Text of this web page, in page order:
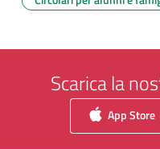
Scarica la
App Store